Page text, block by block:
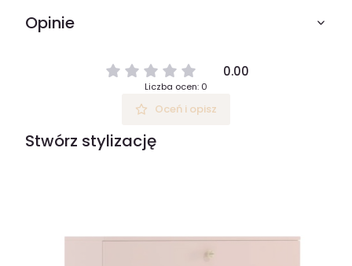
Opinie
0.00
Liczba ocen: 0
Oceń i opisz
Stwórz stylizację